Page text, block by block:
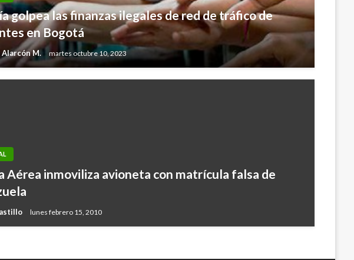
golpea las finanzas ilegales de red de tráfico de
en Bogotá
M. martes octubre 10, 2023
Aérea inmoviliza avioneta con matrícula falsa de
lunes febrero 15, 2010